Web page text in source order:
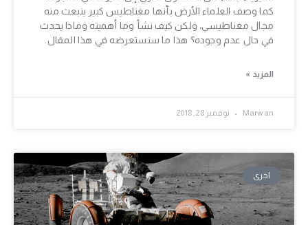
كما وصف العلماء الأرض بأنها مغناطيس كبير ينبعث منه
مجال مغناطيسي، ولكن كيف نشأ وما أهميته وماذا يحدث
في حال عدم وجوده؟ هذا ما سنستعرضه في هذا المقال.
المزيد »
Marwan نوفمبر 28, 2018
اخرى